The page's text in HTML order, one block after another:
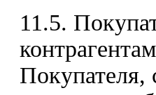
11.5.
Покупателя,